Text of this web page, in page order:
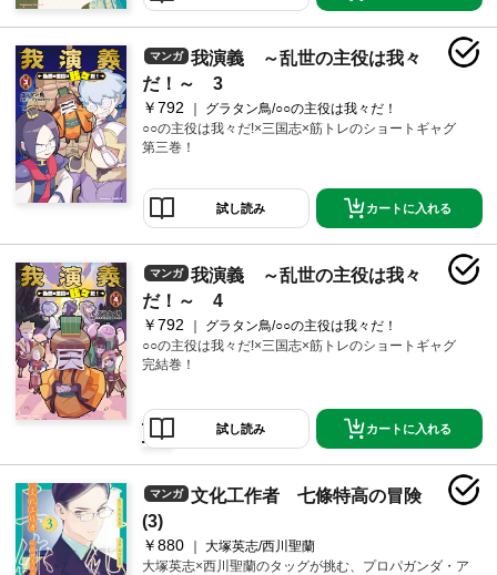
マンガ
我演義 ～乱世の主役は我々
だ！～ 3
￥792
グラタン鳥/○○の主役は我々だ！
○○の主役は我々だ!×三国志×筋トレのショートギャグ
第三巻！
試し読み カートに入れる
マンガ
我演義 ～乱世の主役は我々
だ！～ 4
￥792
グラタン鳥/○○の主役は我々だ！
○○の主役は我々だ!×三国志×筋トレのショートギャグ
完結巻！
試し読み カートに入れる
マンガ
文化工作者 七條特高の冒険
(3)
￥880
大塚英志/西川聖蘭
大塚英志×西川聖蘭のタッグが挑む、プロパガンダ・ア